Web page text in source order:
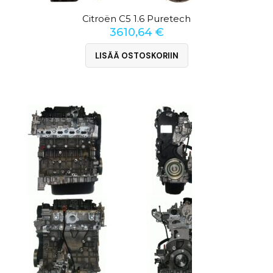
Citroën C5 1.6 Puretech
3610,64 €
LISÄÄ OSTOSKORIIN